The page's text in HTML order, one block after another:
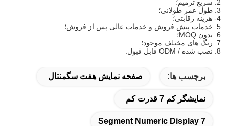
4- هزینه رقابتی؛
5. خدمات پیش فروش و خدمات عالی پس از فروش؛
برچسب ها: صفحه نمایش هفت سگمنتال
نمایشگر کم 7 قدرت کم
7 Segment Numeric Display